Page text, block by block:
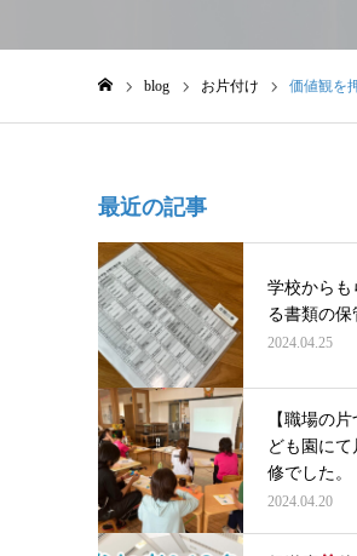
blog お片付け 価値観を
最近の記事
学校からも
る書類の保
2024.04.25
【職場の
ども園に
修でした。
2024.04.20